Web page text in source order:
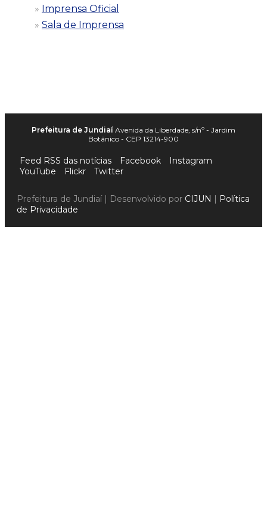
Imprensa Oficial
Sala de Imprensa
Prefeitura de Jundiaí Avenida da Liberdade, s/nº - Jardim
Botânico - CEP 13214-900
Feed RSS das notícias Facebook
Instagram
YouTube
Flickr Twitter
Prefeitura de Jundiaí | Desenvolvido por CIJUN | Política
de Privacidade